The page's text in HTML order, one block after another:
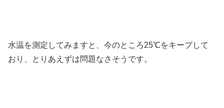
水温を測定してみますと、今のところ25℃をキープして
おり、とりあえずは問題なさそうです。